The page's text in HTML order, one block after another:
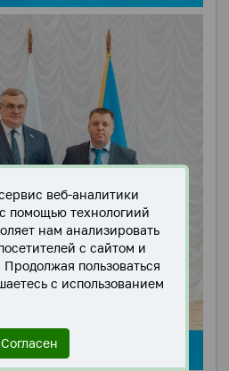
веб-аналитики
помощью технологиий
нам анализировать
с сайтом и
Продолжая пользоваться
с использованием
Согласен